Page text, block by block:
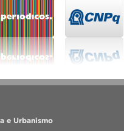
e Urbanismo